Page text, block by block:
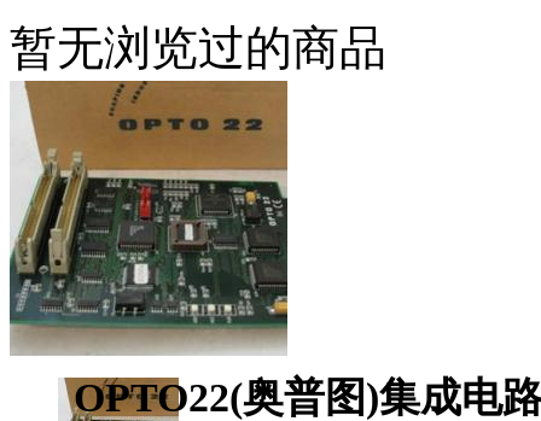
暂无浏览过的商品
OPTO22(奥普图)集成电